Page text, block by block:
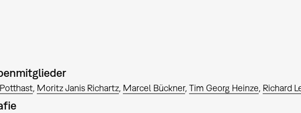
Moritz Janis Richartz Marcel Bückner Tim Georg Heinze Richard